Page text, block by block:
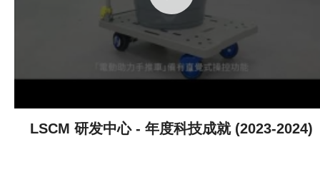
LSCM 研发中心 - 年度科技成就 (2023-2024)